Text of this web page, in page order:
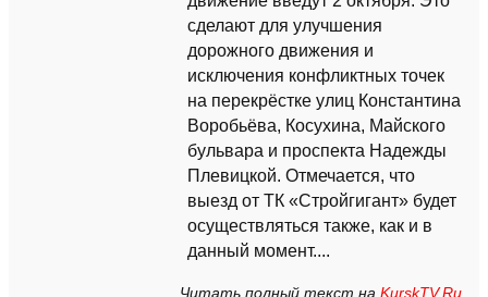
сделают для улучшения
дорожного движения и
исключения конфликтных точек
на перекрёстке улиц Константина
Воробьёва, Косухина, Майского
бульвара и проспекта Надежды
Плевицкой. Отмечается, что
выезд от ТК «Стройгигант» будет
осуществляться также, как и в
данный момент....
Читать полный текст на KurskTV.Ru